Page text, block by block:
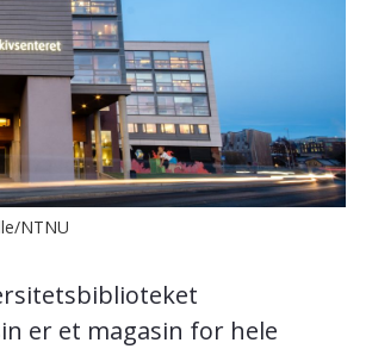
NTNU
er et magasin for hele